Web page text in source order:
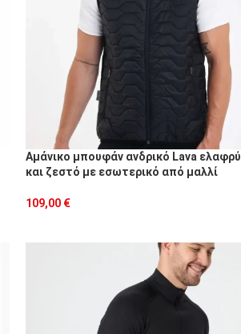
Αμάνικο μπουφάν ανδρικό Lava ελαφρύ
και ζεστό με εσωτερικό από μαλλί
109,00 €